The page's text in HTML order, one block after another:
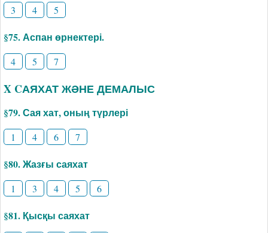
3 4 5
§75. Аспан өрнектері.
4 5 7
X CАЯХАТ ЖӘНЕ ДЕМАЛЫС
§79. Сая хат, оның түрлері
1 4 6 7
§80. Жазғы саяхат
1 3 4 5 6
§81. Қысқы саяхат